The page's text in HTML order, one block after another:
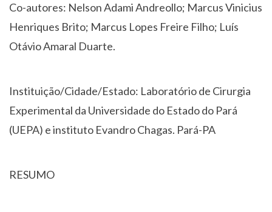
Co-autores: Nelson Adami Andreollo; Marcus Vinicius
Henriques Brito; Marcus Lopes Freire Filho; Luís
Otávio Amaral Duarte.
Instituição/Cidade/Estado: Laboratório de Cirurgia
Experimental da Universidade do Estado do Pará
(UEPA) e instituto Evandro Chagas. Pará-PA
RESUMO